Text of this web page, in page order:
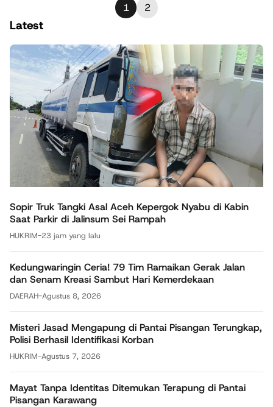
1 2
Latest
Sopir Truk Tangki Asal Aceh Kepergok Nyabu di Kabin
Saat Parkir di Jalinsum Sei Rampah
HUKRIM-23 jam yang lalu
Kedungwaringin Ceria! 79 Tim Ramaikan Gerak Jalan
dan Senam Kreasi Sambut Hari Kemerdekaan
DAERAH-Agustus 8, 2026
Misteri Jasad Mengapung di Pantai Pisangan Terungkap,
Polisi Berhasil Identifikasi Korban
HUKRIM-Agustus 7, 2026
Mayat Tanpa Identitas Ditemukan Terapung di Pantai
Pisangan Karawang